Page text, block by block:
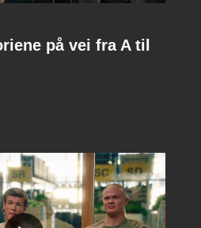
på vei fra A til